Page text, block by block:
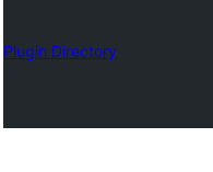
Plugin Directory